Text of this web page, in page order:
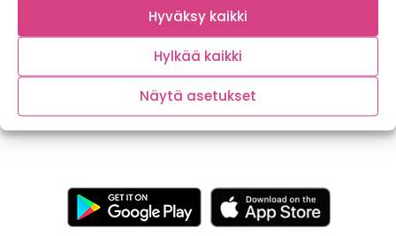
Hyväksy kaikki
Hylkää kaikki
Näytä asetukset
Ideoita juhannuksen juhlapöytään: alkupalat,
grillattavat ja jälkiruoat!
Keskikesän ihana juhla, eli juhannus on täällä! Jos menu
juhannukselle on vielä auki, ei...